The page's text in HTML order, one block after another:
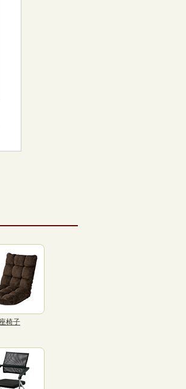
座椅子